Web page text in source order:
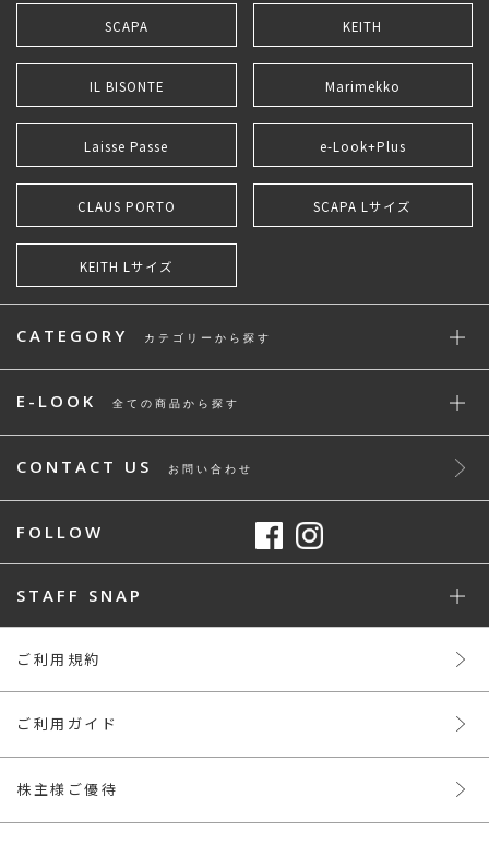
SCAPA KEITH
IL BISONTE Marimekko
Laisse Passe e-Look+Plus
CLAUS PORTO SCAPA Lサイズ
KEITH Lサイズ
CATEGORY カテゴリーから探す
E-LOOK 全ての商品から探す
CONTACT US お問い合わせ
FOLLOW
STAFF SNAP
ご利用規約
ご利用ガイド
株主様ご優待